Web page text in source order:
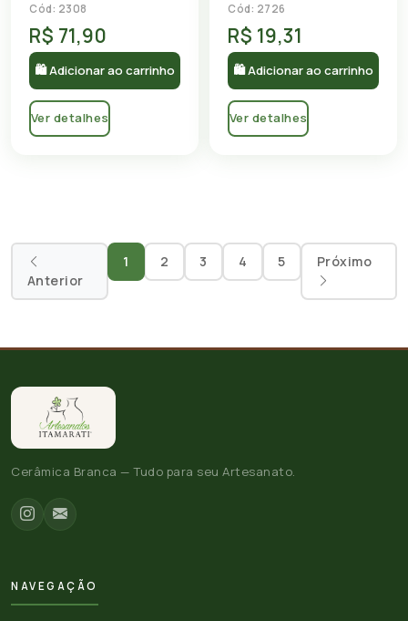
Cód: 2308
R$ 71,90
🛍 Adicionar ao carrinho
Ver detalhes
Cód: 2726
R$ 19,31
🛍 Adicionar ao carrinho
Ver detalhes
Anterior
1 2 3 4 5 Próximo
Cerâmica Branca — Tudo para seu Artesanato.
NAVEGAÇÃO